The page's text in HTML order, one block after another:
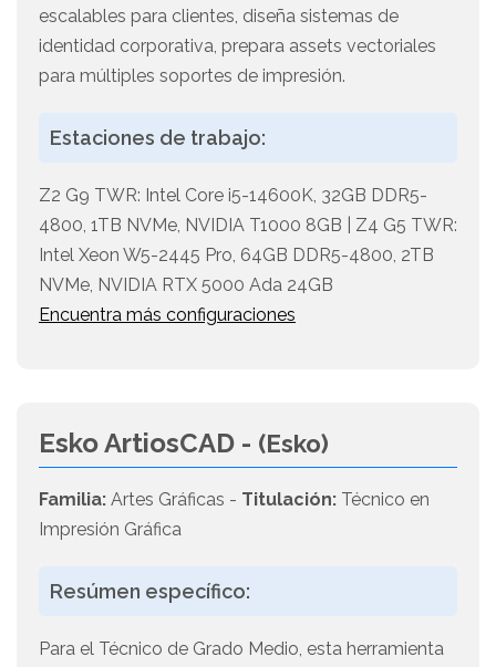
escalables para clientes, diseña sistemas de
identidad corporativa, prepara assets vectoriales
para múltiples soportes de impresión.
Estaciones de trabajo:
Z2 G9 TWR: Intel Core i5-14600K, 32GB DDR5-
4800, 1TB NVMe, NVIDIA T1000 8GB | Z4 G5 TWR:
Intel Xeon W5-2445 Pro, 64GB DDR5-4800, 2TB
NVMe, NVIDIA RTX 5000 Ada 24GB
Encuentra más configuraciones
Esko ArtiosCAD - (Esko)
Familia: Artes Gráficas - Titulación: Técnico en
Impresión Gráfica
Resúmen específico:
Para el Técnico de Grado Medio, esta herramienta